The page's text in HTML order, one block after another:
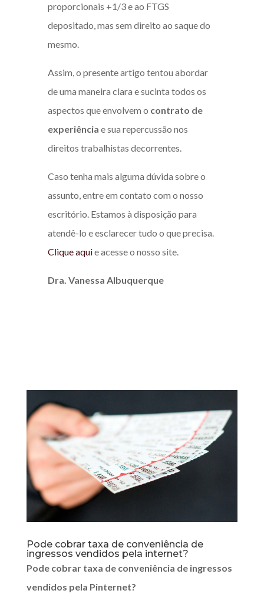
proporcionais +1/3 e ao FTGS
depositado, mas sem direito ao saque do
mesmo.
Assim, o presente artigo tentou abordar
de uma maneira clara e sucinta todos os
aspectos que envolvem o contrato de
experiência e sua repercussão nos
direitos trabalhistas decorrentes.
Caso tenha mais alguma dúvida sobre o
assunto, entre em contato com o nosso
escritório. Estamos à disposição para
atendê-lo e esclarecer tudo o que precisa.
Clique aquie acesse o nosso site.
Dra. Vanessa Albuquerque
Pode cobrar taxa de conveniência de
ingressos vendidos pela internet?
Pode cobrar taxa de conveniência de ingressos
vendidos pela Pinternet?